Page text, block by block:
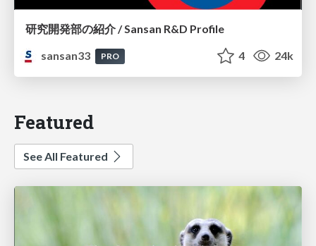
研究開発部の紹介 / Sansan R&D Profile
sansan33
PRO 4 24k
Featured
See All Featured